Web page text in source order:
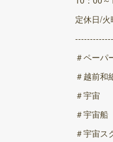
定休日/火
＃ペーパ
＃越前和
＃宇宙
＃宇宙船
＃宇宙ス